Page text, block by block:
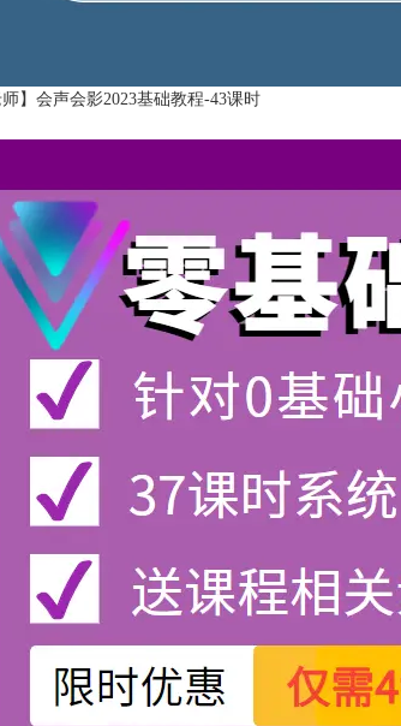
师】会声会影2023基础教程-43课时